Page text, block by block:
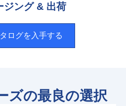
ジング & 出荷
ログを入手する
ズの最良の選択